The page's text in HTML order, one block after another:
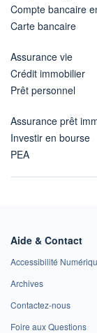
Compte bancaire
Carte bancaire
Assurance vie
Crédit immobilier
Prêt personnel
Assurance prêt
Investir en bourse
PEA
Aide & Contact
Accessibilité
Archives
Contactez-nous
Foire aux Questions